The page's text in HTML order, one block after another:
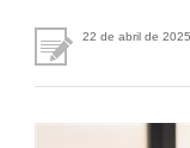
NOSSAS
22 de abril de 2025